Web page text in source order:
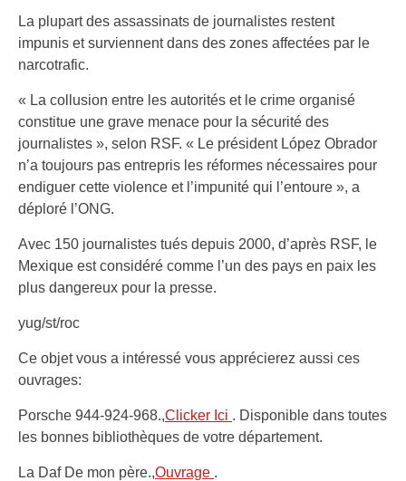
La plupart des assassinats de journalistes restent
impunis et surviennent dans des zones affectées par le
narcotrafic.
« La collusion entre les autorités et le crime organisé
constitue une grave menace pour la sécurité des
journalistes », selon RSF. « Le président López Obrador
n’a toujours pas entrepris les réformes nécessaires pour
endiguer cette violence et l’impunité qui l’entoure », a
déploré l’ONG.
Avec 150 journalistes tués depuis 2000, d’après RSF, le
Mexique est considéré comme l’un des pays en paix les
plus dangereux pour la presse.
yug/st/roc
Ce objet vous a intéressé vous apprécierez aussi ces
ouvrages:
Porsche 944-924-968.,Clicker Ici . Disponible dans toutes
les bonnes bibliothèques de votre département.
La Daf De mon père.,Ouvrage .